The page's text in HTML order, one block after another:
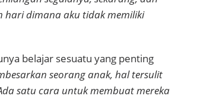
hari dimana aku tidak memiliki
belajar sesuatu yang penting
seorang anak, hal tersulit
satu cara untuk membuat mereka